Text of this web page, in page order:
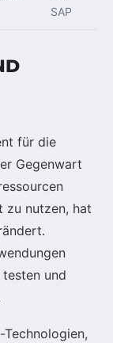
SAP
für die
Gegenwart
zu nutzen, hat
und